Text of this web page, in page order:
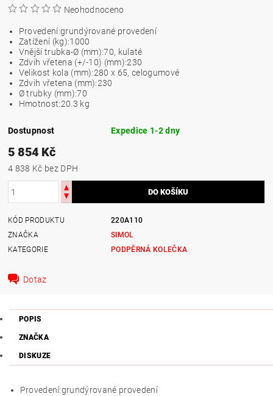
Neohodnoceno
Provedení:grundýrované provedení
Zatížení (kg):1000
Vnější trubka-Ø (mm):70, kulaté
Zdvih vřetena (+/-10) (mm):230
Velikost kola (mm):280 x 65, celogumové
Zdvih vřetena (mm):230
Ø trubky (mm):70
Hmotnost:20.3 kg
Dostupnost Expedice 1-2 dny
5 854 Kč
4 838 Kč bez DPH
KÓD PRODUKTU
220A110
ZNAČKA
SIMOL
KATEGORIE
PODPĚRNÁ KOLEČKA
Dotaz
POPIS
ZNAČKA
DISKUZE
Provedení:grundýrované provedení